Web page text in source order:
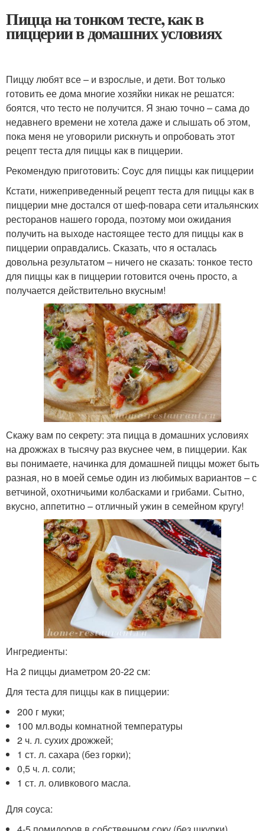
Пицца на тонком тесте, как в
пиццерии в домашних условиях
Пиццу любят все – и взрослые, и дети. Вот только
готовить ее дома многие хозяйки никак не решатся:
боятся, что тесто не получится. Я знаю точно – сама до
недавнего времени не хотела даже и слышать об этом,
пока меня не уговорили рискнуть и опробовать этот
рецепт теста для пиццы как в пиццерии.
Рекомендую приготовить: Соус для пиццы как пиццерии
Кстати, нижеприведенный рецепт теста для пиццы как в
пиццерии мне достался от шеф-повара сети итальянских
ресторанов нашего города, поэтому мои ожидания
получить на выходе настоящее тесто для пиццы как в
пиццерии оправдались. Сказать, что я осталась
довольна результатом – ничего не сказать: тонкое тесто
для пиццы как в пиццерии готовится очень просто, а
получается действительно вкусным!
Скажу вам по секрету: эта пицца в домашних условиях
на дрожжах в тысячу раз вкуснее чем, в пиццерии. Как
вы понимаете, начинка для домашней пиццы может быть
разная, но в моей семье один из любимых вариантов – с
ветчиной, охотничьими колбасками и грибами. Сытно,
вкусно, аппетитно – отличный ужин в семейном кругу!
Ингредиенты:
На 2 пиццы диаметром 20-22 см:
Для теста для пиццы как в пиццерии:
200 г муки;
100 мл.воды комнатной температуры
2 ч. л. сухих дрожжей;
1 ст. л. сахара (без горки);
0,5 ч. л. соли;
1 ст. л. оливкового масла.
Для соуса: